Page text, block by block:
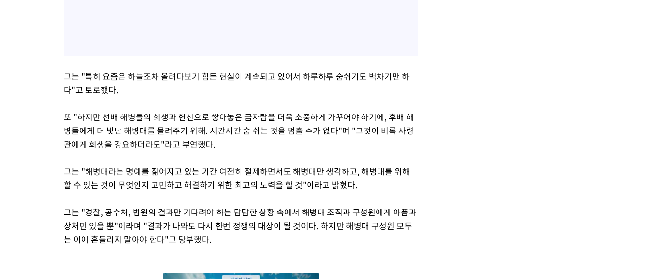
그는 "특히 요즘은 하늘조차 올려다보기 힘든 현실이 계속되고 있어서 하루하루 숨쉬기도 벅차기만 하
다"고 토로했다.
또 "하지만 선배 해병들의 희생과 헌신으로 쌓아놓은 금자탑을 더욱 소중하게 가꾸어야 하기에, 후배 해
병들에게 더 빛난 해병대를 물려주기 위해. 시간시간 숨 쉬는 것을 멈출 수가 없다"며 "그것이 비록 사령
관에게 희생을 강요하더라도"라고 부연했다.
그는 "해병대라는 명예를 짊어지고 있는 기간 여전히 절제하면서도 해병대만 생각하고, 해병대를 위해
할 수 있는 것이 무엇인지 고민하고 해결하기 위한 최고의 노력을 할 것"이라고 밝혔다.
그는 "경찰, 공수처, 법원의 결과만 기다려야 하는 답답한 상황 속에서 해병대 조직과 구성원에게 아픔과
상처만 있을 뿐"이라며 "결과가 나와도 다시 한번 정쟁의 대상이 될 것이다. 하지만 해병대 구성원 모두
는 이에 흔들리지 말아야 한다"고 당부했다.